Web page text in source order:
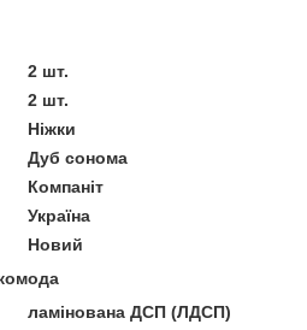
2 шт.
2 шт.
Ніжки
Дуб сонома
Компаніт
Україна
Новий
ламінована ДСП (ЛДСП)